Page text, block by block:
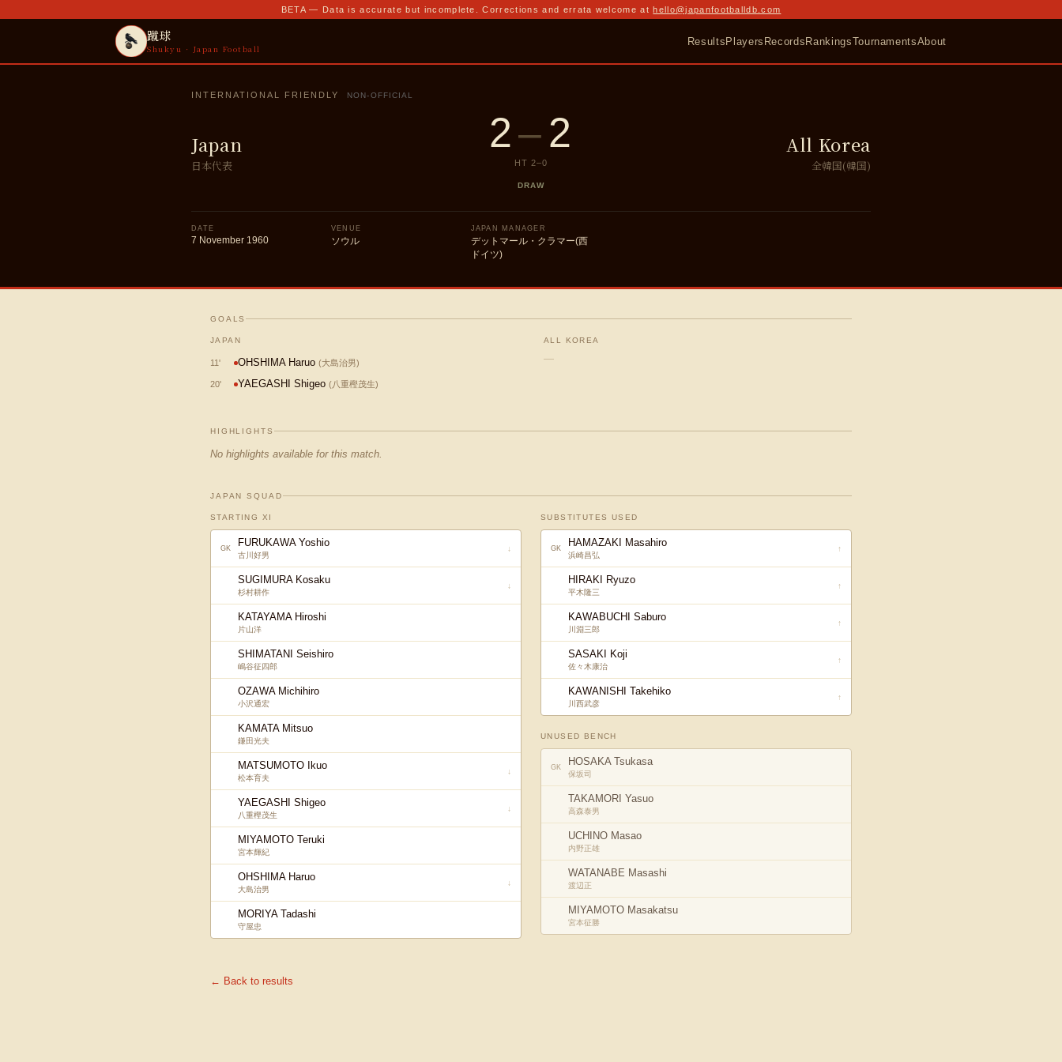
BETA — Data is accurate but incomplete. Corrections and errata welcome at hello@japanfootballdb.com
蹴球
Shukyu · Japan Football
ResultsPlayers RecordsRankingsTournamentsAbout
INTERNATIONAL FRIENDLY NON-OFFICIAL
Japan
日本代表
2–2
HT 2–0
DRAW
All Korea
全韓国(韓国)
DATE
7 November 1960
VENUE
ソウル
JAPAN MANAGER
デットマール・クラマー(西
ドイツ)
GOALS
JAPAN
11' OHSHIMA Haruo (大島治男)
20' YAEGASHI Shigeo (八重樫茂生)
ALL KOREA
—
HIGHLIGHTS
No highlights available for this match.
JAPAN SQUAD
STARTING XI
GK FURUKAWA Yoshio
古川好男
↓
SUGIMURA Kosaku
杉村耕作
↓
KATAYAMA Hiroshi
片山洋
SHIMATANI Seishiro
嶋谷征四郎
OZAWA Michihiro
小沢通宏
KAMATA Mitsuo
鎌田光夫
MATSUMOTO Ikuo
松本育夫
↓
YAEGASHI Shigeo
八重樫茂生
↓
MIYAMOTO Teruki
宮本輝紀
OHSHIMA Haruo
大島治男
↓
MORIYA Tadashi
守屋忠
SUBSTITUTES USED
GK HAMAZAKI Masahiro
浜崎昌弘
↑
HIRAKI Ryuzo
平木隆三
↑
KAWABUCHI Saburo
川淵三郎
↑
SASAKI Koji
佐々木康治
↑
KAWANISHI Takehiko
川西武彦
↑
UNUSED BENCH
GK HOSAKA Tsukasa
保坂司
TAKAMORI Yasuo
高森泰男
UCHINO Masao
内野正雄
WATANABE Masashi
渡辺正
MIYAMOTO Masakatsu
宮本征勝
← Back to results